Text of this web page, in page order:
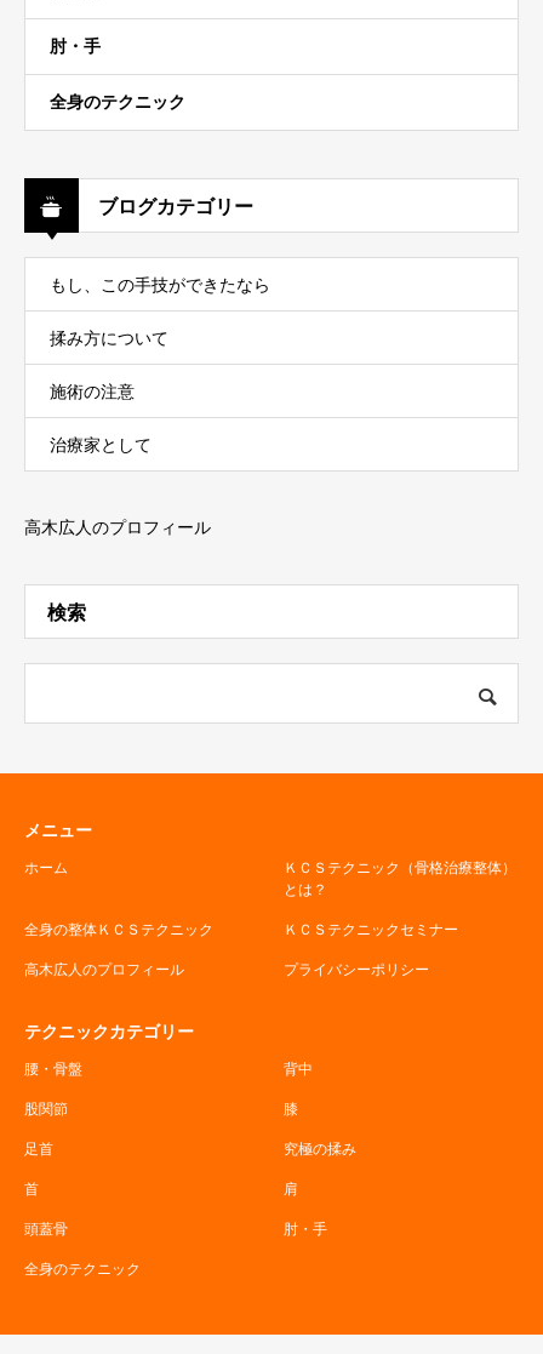
肘・手
全身のテクニック
ブログカテゴリー
もし、この手技ができたなら
揉み方について
施術の注意
治療家として
高木広人のプロフィール
検索
メニュー
ホーム
ＫＣＳテクニック（骨格治療整体）
とは？
全身の整体ＫＣＳテクニック ＫＣＳテクニックセミナー
高木広人のプロフィール プライバシーポリシー
テクニックカテゴリー
腰・骨盤 背中
股関節 膝
足首 究極の揉み
首 肩
頭蓋骨 肘・手
全身のテクニック